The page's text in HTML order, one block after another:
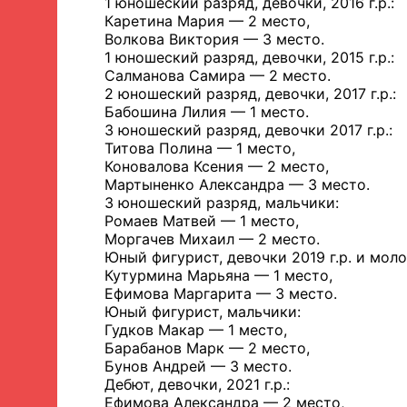
Каретина Мария — 2 место,
Волкова Виктория — 3 место.
1 юношеский разряд, девочки, 2015 г.р.:
Салманова Самира — 2 место.
2 юношеский разряд, девочки, 2017 г.р.:
Бабошина Лилия — 1 место.
3 юношеский разряд, девочки 2017 г.р.:
Титова Полина — 1 место,
Коновалова Ксения — 2 место,
Мартыненко Александра — 3 место.
3 юношеский разряд, мальчики:
Ромаев Матвей — 1 место,
Моргачев Михаил — 2 место.
Юный фигурист, девочки 2019 г.р. и
Кутурмина Марьяна — 1 место,
Ефимова Маргарита — 3 место.
Юный фигурист, мальчики:
Гудков Макар — 1 место,
Барабанов Марк — 2 место,
Бунов Андрей — 3 место.
Дебют, девочки, 2021 г.р.:
Ефимова Александра — 2 место,